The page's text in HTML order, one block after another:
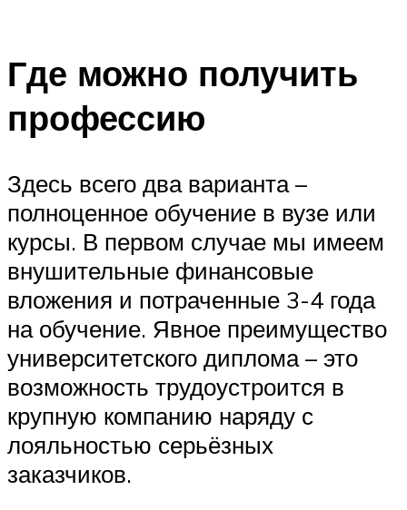
Где можно получить
профессию
Здесь всего два варианта –
полноценное обучение в вузе или
курсы. В первом случае мы имеем
внушительные финансовые
вложения и потраченные 3-4 года
на обучение. Явное преимущество
университетского диплома – это
возможность трудоустроится в
крупную компанию наряду с
лояльностью серьёзных
заказчиков.